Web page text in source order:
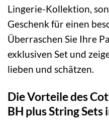
Lingerie-Kollektion,
Geschenk für einen
Überraschen Sie Ihre
exklusiven Set und
lieben und schätzen.
Die Vorteile des
BH plus String Sets